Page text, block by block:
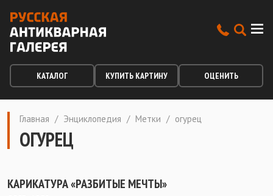
КАТАЛОГ КУПИТЬ КАРТИНУ ОЦЕНИТЬ
Главная / Энциклопедия / Метки / огурец
ОГУРЕЦ
КАРИКАТУРА «РАЗБИТЫЕ МЕЧТЫ»